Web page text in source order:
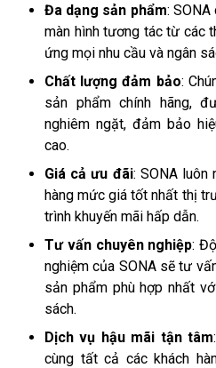
Đa dạng sản phẩm:
màn hình tương tác từ các
ứng mọi nhu cầu và ngân
Chất lượng đảm bảo:
sản phẩm chính hãng,
nghiêm ngặt, đảm bảo
cao.
Giá cả ưu đãi: SONA luôn
hàng mức giá tốt nhất thị
trình khuyến mãi hấp dẫn.
Tư vấn chuyên nghiệp:
nghiệm của SONA sẽ tư
sản phẩm phù hợp nhất
sách.
Dịch vụ hậu mãi tận tâm
cùng tất cả các khách